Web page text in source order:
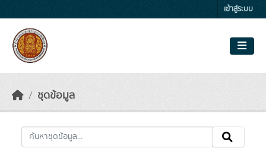
เข้าสู่ระบบ
ชุดข้อมูล